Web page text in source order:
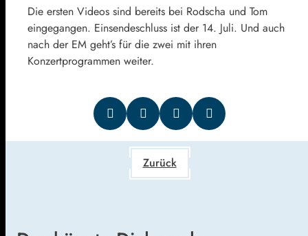
Die ersten Videos sind bereits bei Rodscha und Tom
eingegangen. Einsendeschluss ist der 14. Juli. Und auch
nach der EM geht’s für die zwei mit ihren
Konzertprogrammen weiter.
Zurück